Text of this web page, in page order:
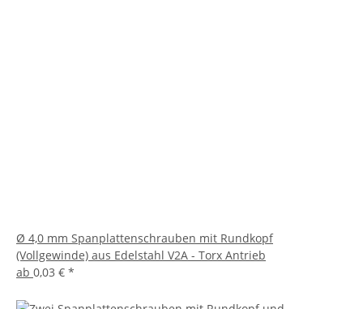
Ø 4,0 mm Spanplattenschrauben mit Rundkopf
(Vollgewinde) aus Edelstahl V2A - Torx Antrieb
ab 0,03 € *